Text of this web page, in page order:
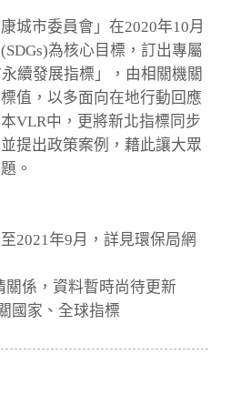
城市委員會」在2020年10月
為核心目標，訂出專屬
續發展指標」，由相關機關
值，以多面向在地行動回應
VLR中，更將新北指標同步
提出政策案例，藉此讓大眾
。
2021年9月，詳見環保局網
係，資料暫時尚待更新
國家、全球指標